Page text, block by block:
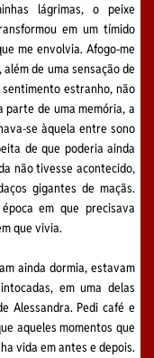
lágrimas, o peixe
em um tímido
me envolvia. Afogo-me
de uma sensação de
estranho, não
de uma memória, a
se àquela entre sono
de que poderia ainda
não tivesse acontecido,
gigantes de maçãs.
em que precisava
que vivia.
ainda dormia, estavam
em uma delas
Alessandra. Pedi café e
aqueles momentos que
vida em antes e depois.